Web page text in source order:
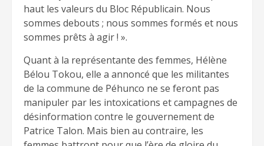
haut les valeurs du Bloc Républicain. Nous
sommes debouts ; nous sommes formés et nous
sommes prêts à agir ! ».
Quant à la représentante des femmes, Hélène
Bélou Tokou, elle a annoncé que les militantes
de la commune de Péhunco ne se feront pas
manipuler par les intoxications et campagnes de
désinformation contre le gouvernement de
Patrice Talon. Mais bien au contraire, les